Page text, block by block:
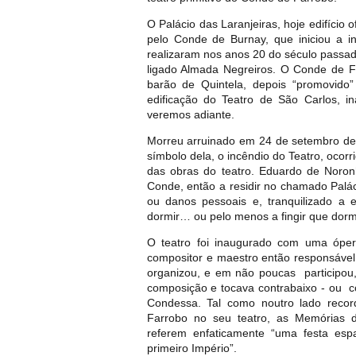
O Palácio das Laranjeiras, hoje edifício
pelo Conde de Burnay, que iniciou a
realizaram nos anos 20 do século
ligado Almada Negreiros. O Conde de
barão de Quintela, depois
edificação do Teatro de São Carlos,
veremos adiante.
Morreu arruinado em 24 de setembro
símbolo dela, o incêndio do Teatro,
das obras do teatro. Eduardo de
Conde, então a residir no chamado
ou danos pessoais e, tranquilizado a
dormir… ou pelo menos a fingir que
O teatro foi inaugurado com uma
compositor e maestro então
organizou, e em não poucas
composição e tocava contrabaixo - ou
Condessa. Tal como noutro lado
Farrobo no seu teatro, as Memórias
referem enfaticamente “uma festa
primeiro Império”.